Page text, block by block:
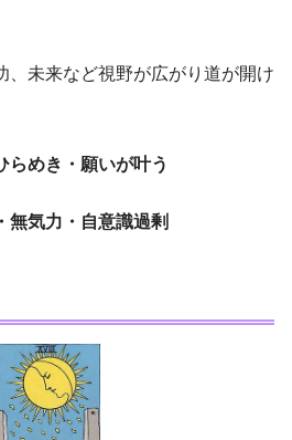
、未来など視野が広がり道が開け
らめき・願いが叶う
無気力・自意識過剰